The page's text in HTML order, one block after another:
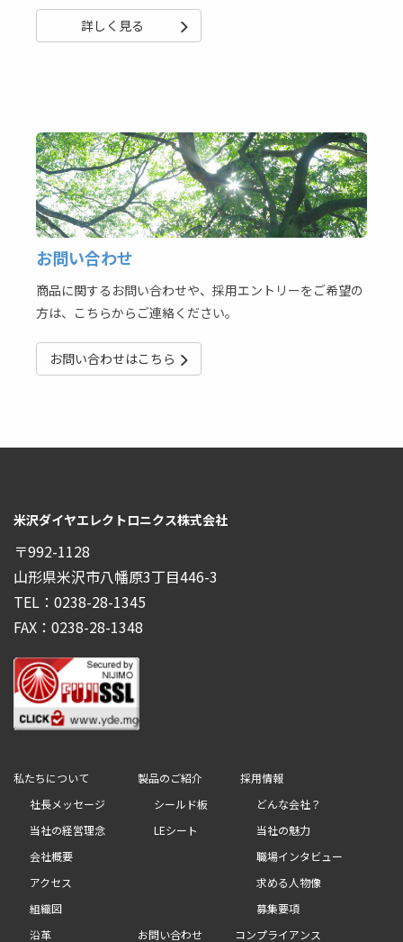
詳しく見る
お問い合わせ
商品に関するお問い合わせや、採用エントリーをご希望の
方は、こちらからご連絡ください。
お問い合わせはこちら
米沢ダイヤエレクトロニクス株式会社
〒992-1128
山形県米沢市八幡原3丁目446-3
TEL：0238-28-1345
FAX：0238-28-1348
私たちについて
社長メッセージ
当社の経営理念
会社概要
アクセス
組織図
沿革
製品のご紹介
シールド板
LEシート
採用情報
どんな会社？
当社の魅力
職場インタビュー
求める人物像
募集要項
お問い合わせ
コンプライアンス